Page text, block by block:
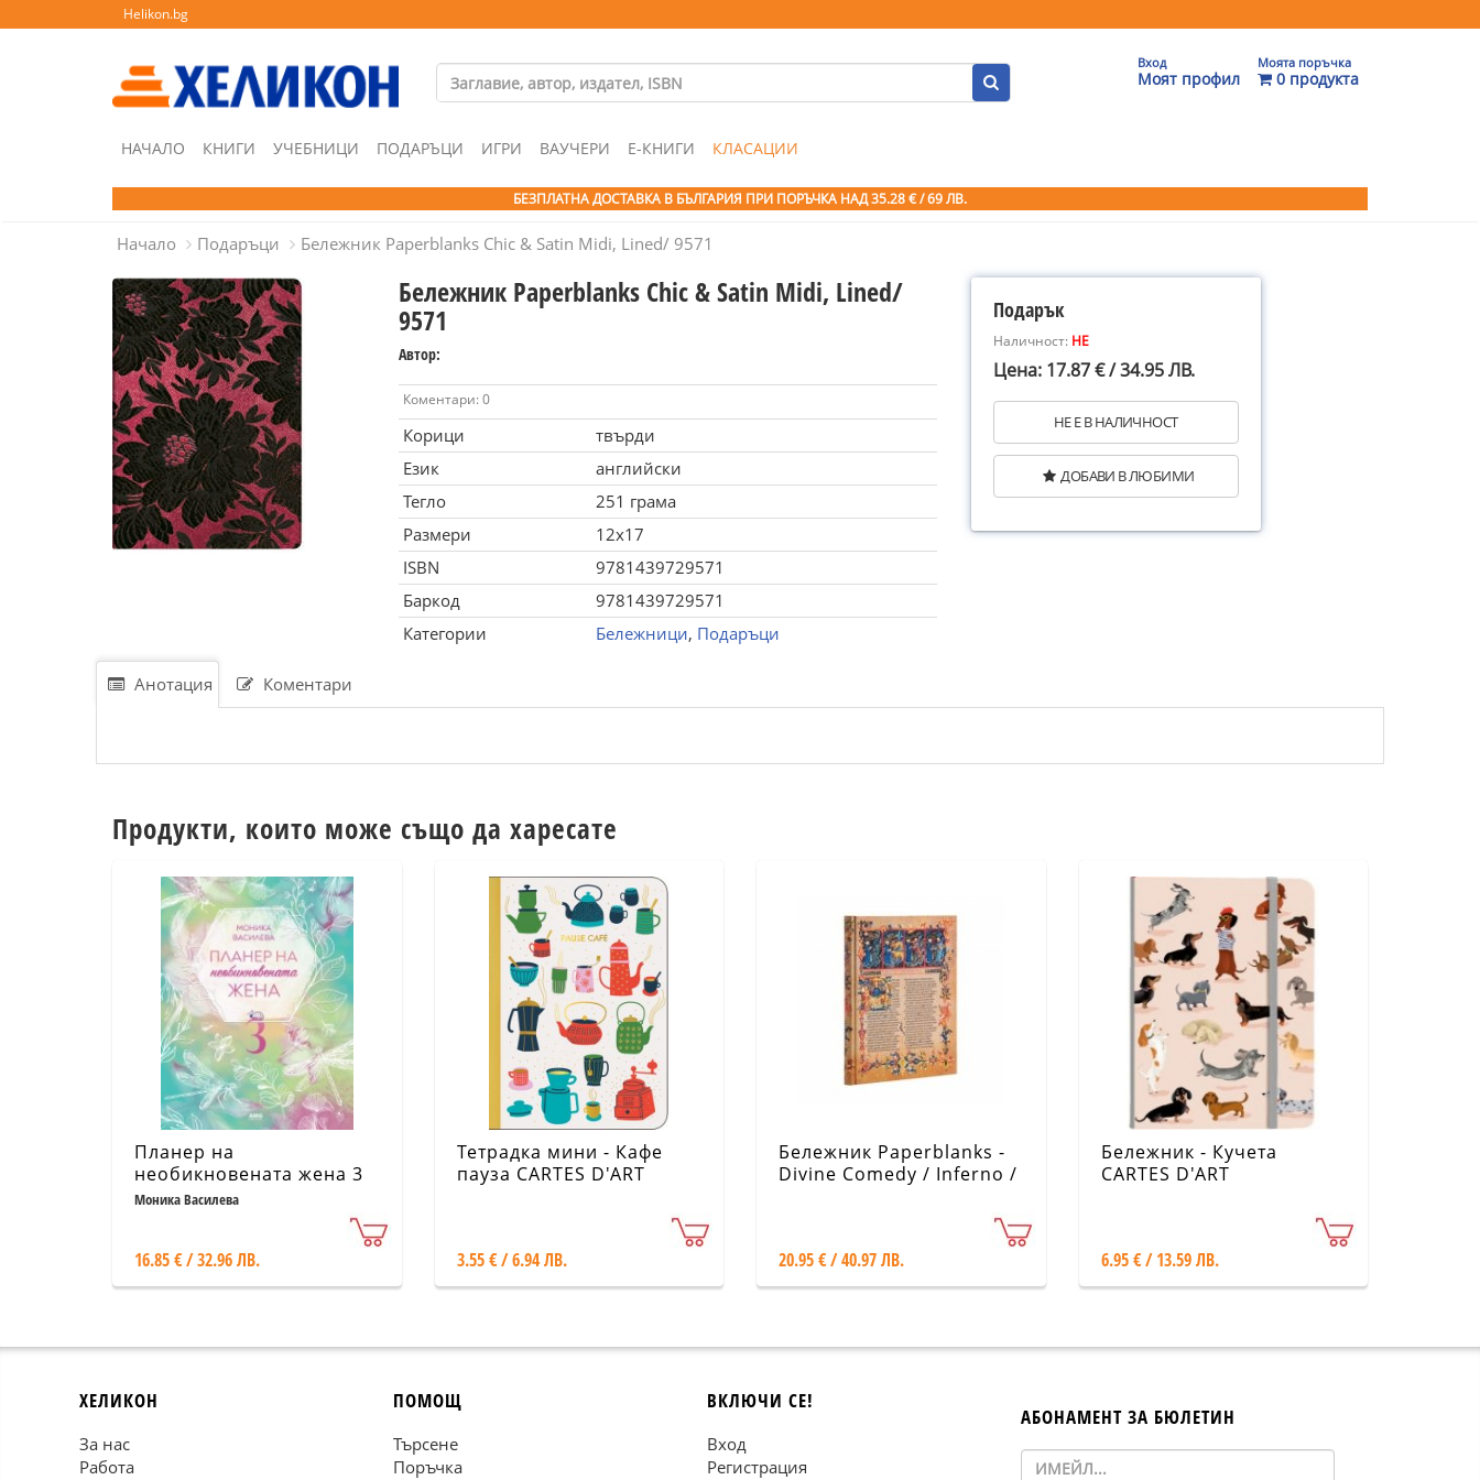
Helikon.bg
Вход
Моят профил
Моята поръчка
0 продукта
НАЧАЛО КНИГИ УЧЕБНИЦИ ПОДАРЪЦИ ИГРИ ВАУЧЕРИ Е-КНИГИ КЛАСАЦИИ
БЕЗПЛАТНА ДОСТАВКА В БЪЛГАРИЯ ПРИ ПОРЪЧКА НАД 35.28 € / 69 ЛВ.
Начало Подаръци Бележник Paperblanks Chic & Satin Midi, Lined/ 9571
Бележник Paperblanks Chic & Satin Midi, Lined/
9571
Автор:
Коментари: 0
Корици
твърди
Език
английски
Тегло
251 грама
Размери
12x17
ISBN
9781439729571
Баркод
9781439729571
Категории
Бележници, Подаръци
Подарък
Наличност: НЕ
Цена: 17.87 € / 34.95 ЛВ.
НЕ Е В НАЛИЧНОСТ
ДОБАВИ В ЛЮБИМИ
Анотация Коментари
Продукти, които може също да харесате
Планер на
необикновената жена 3
Моника Василева
16.85 € / 32.96 ЛВ.
Тетрадка мини - Кафе
пауза CARTES D'ART
3.55 € / 6.94 ЛВ.
Бележник Paperblanks -
Divine Comedy / Inferno /
20.95 € / 40.97 ЛВ.
Бележник - Кучета
CARTES D'ART
6.95 € / 13.59 ЛВ.
ХЕЛИКОН
За нас
Работа
ПОМОЩ
Търсене
Поръчка
ВКЛЮЧИ СЕ!
Вход
Регистрация
АБОНАМЕНТ ЗА БЮЛЕТИН